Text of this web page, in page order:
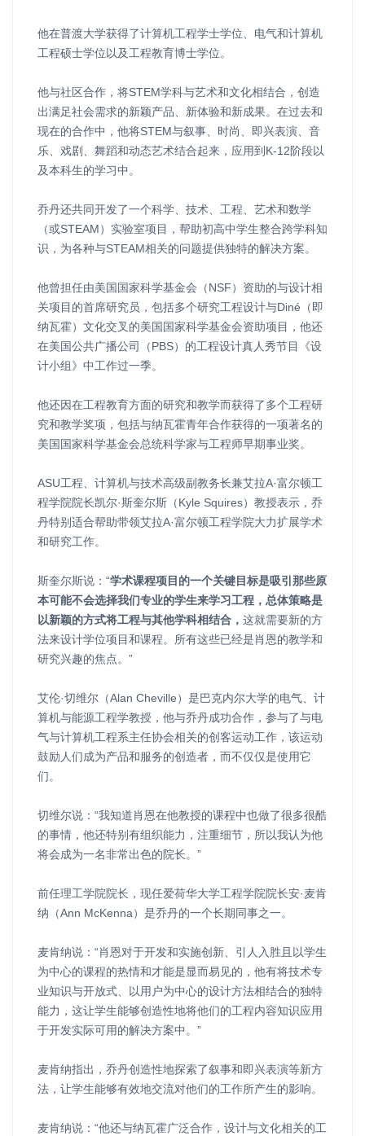
他在普渡大学获得了计算机工程学士学位、电气和计算机
工程硕士学位以及工程教育博士学位。
他与社区合作，将STEM学科与艺术和文化相结合，创造
出满足社会需求的新颖产品、新体验和新成果。在过去和
现在的合作中，他将STEM与叙事、时尚、即兴表演、音
乐、戏剧、舞蹈和动态艺术结合起来，应用到K-12阶段以
及本科生的学习中。
乔丹还共同开发了一个科学、技术、工程、艺术和数学
（或STEAM）实验室项目，帮助初高中学生整合跨学科知
识，为各种与STEAM相关的问题提供独特的解决方案。
他曾担任由美国国家科学基金会（NSF）资助的与设计相
关项目的首席研究员，包括多个研究工程设计与Diné（即
纳瓦霍）文化交叉的美国国家科学基金会资助项目，他还
在美国公共广播公司（PBS）的工程设计真人秀节目《设
计小组》中工作过一季。
他还因在工程教育方面的研究和教学而获得了多个工程研
究和教学奖项，包括与纳瓦霍青年合作获得的一项著名的
美国国家科学基金会总统科学家与工程师早期事业奖。
ASU工程、计算机与技术高级副教务长兼艾拉A·富尔顿工
程学院院长凯尔·斯奎尔斯（Kyle Squires）教授表示，乔
丹特别适合帮助带领艾拉A·富尔顿工程学院大力扩展学术
和研究工作。
斯奎尔斯说：“学术课程项目的一个关键目标是吸引那些原
本可能不会选择我们专业的学生来学习工程，总体策略是
以新颖的方式将工程与其他学科相结合， 这就需要新的方
法来设计学位项目和课程。所有这些已经是肖恩的教学和
研究兴趣的焦点。”
艾伦·切维尔（Alan Cheville）是巴克内尔大学的电气、计
算机与能源工程学教授，他与乔丹成功合作，参与了与电
气与计算机工程系主任协会相关的创客运动工作，该运动
鼓励人们成为产品和服务的创造者，而不仅仅是使用它
们。
切维尔说：“我知道肖恩在他教授的课程中也做了很多很酷
的事情，他还特别有组织能力，注重细节，所以我认为他
将会成为一名非常出色的院长。”
前任理工学院院长，现任爱荷华大学工程学院院长安·麦肯
纳（Ann McKenna）是乔丹的一个长期同事之一。
麦肯纳说：“肖恩对于开发和实施创新、引人入胜且以学生
为中心的课程的热情和才能是显而易见的，他有将技术专
业知识与开放式、以用户为中心的设计方法相结合的独特
能力，这让学生能够创造性地将他们的工程内容知识应用
于开发实际可用的解决方案中。”
麦肯纳指出，乔丹创造性地探索了叙事和即兴表演等新方
法，让学生能够有效地交流对他们的工作所产生的影响。
麦肯纳说：“他还与纳瓦霍广泛合作，设计与文化相关的工